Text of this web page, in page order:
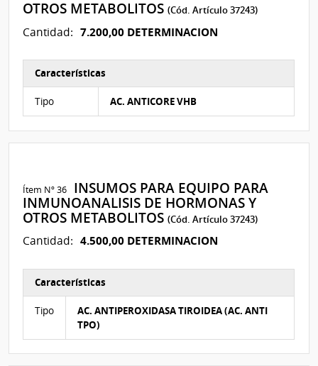
OTROS METABOLITOS(Cód. Artículo 37243)
Cantidad: 7.200,00 DETERMINACION
Características
Tipo AC. ANTICORE VHB
Ítem Nº 36
INSUMOS PARA EQUIPO PARA
INMUNOANALISIS DE HORMONAS Y
OTROS METABOLITOS(Cód. Artículo 37243)
Cantidad: 4.500,00 DETERMINACION
Características
Tipo
AC. ANTIPEROXIDASA TIROIDEA (AC. ANTI
TPO)